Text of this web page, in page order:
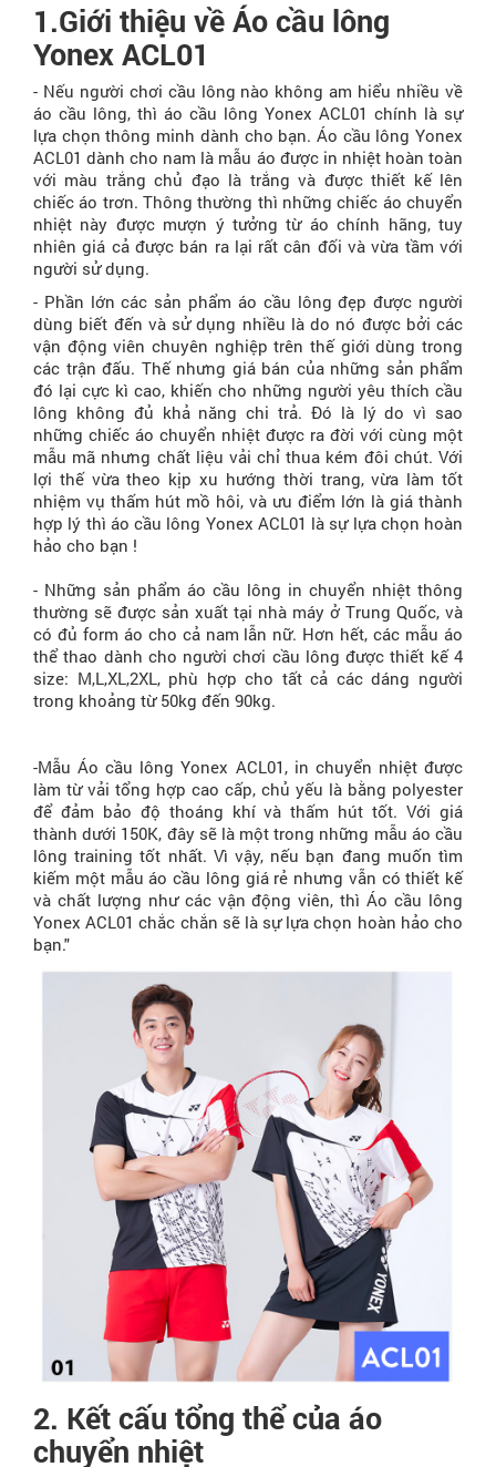
1.Giới thiệu về Áo cầu lông
Yonex ACL01
- Nếu người chơi cầu lông nào không am hiểu nhiều về
áo cầu lông, thì áo cầu lông Yonex ACL01 chính là sự
lựa chọn thông minh dành cho bạn. Áo cầu lông Yonex
ACL01 dành cho nam là mẫu áo được in nhiệt hoàn toàn
với màu trắng chủ đạo là trắng và được thiết kế lên
chiếc áo trơn. Thông thường thì những chiếc áo chuyển
nhiệt này được mượn ý tưởng từ áo chính hãng, tuy
nhiên giá cả được bán ra lại rất cân đối và vừa tầm với
người sử dụng.
- Phần lớn các sản phẩm áo cầu lông đẹp được người
dùng biết đến và sử dụng nhiều là do nó được bởi các
vận động viên chuyên nghiệp trên thế giới dùng trong
các trận đấu. Thế nhưng giá bán của những sản phẩm
đó lại cực kì cao, khiến cho những người yêu thích cầu
lông không đủ khả năng chi trả. Đó là lý do vì sao
những chiếc áo chuyển nhiệt được ra đời với cùng một
mẫu mã nhưng chất liệu vải chỉ thua kém đôi chút. Với
lợi thế vừa theo kịp xu hướng thời trang, vừa làm tốt
nhiệm vụ thấm hút mồ hôi, và ưu điểm lớn là giá thành
hợp lý thì áo cầu lông Yonex ACL01 là sự lựa chọn hoàn
hảo cho bạn !
- Những sản phẩm áo cầu lông in chuyển nhiệt thông
thường sẽ được sản xuất tại nhà máy ở Trung Quốc, và
có đủ form áo cho cả nam lẫn nữ. Hơn hết, các mẫu áo
thể thao dành cho người chơi cầu lông được thiết kế 4
size: M,L,XL,2XL, phù hợp cho tất cả các dáng người
trong khoảng từ 50kg đến 90kg.
-Mẫu Áo cầu lông Yonex ACL01, in chuyển nhiệt được
làm từ vải tổng hợp cao cấp, chủ yếu là bằng polyester
để đảm bảo độ thoáng khí và thấm hút tốt. Với giá
thành dưới 150K, đây sẽ là một trong những mẫu áo cầu
lông training tốt nhất. Vì vậy, nếu bạn đang muốn tìm
kiếm một mẫu áo cầu lông giá rẻ nhưng vẫn có thiết kế
và chất lượng như các vận động viên, thì Áo cầu lông
Yonex ACL01 chắc chắn sẽ là sự lựa chọn hoàn hảo cho
bạn."
2. Kết cấu tổng thể của áo
chuyển nhiệt